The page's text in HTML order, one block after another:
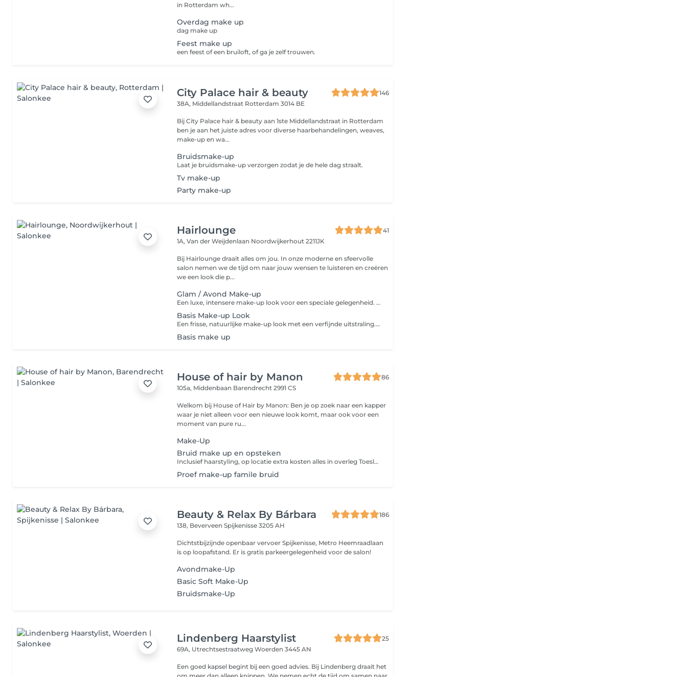
in Rotterdam wh...
Overdag make up
dag make up
Feest make up
een feest of een bruiloft, of ga je zelf trouwen.
City Palace hair & beauty
146
38A, Middellandstraat Rotterdam 3014 BE
Bij City Palace hair & beauty aan 1ste Middellandstraat in Rotterdam
ben je aan het juiste adres voor diverse haarbehandelingen, weaves,
make-up en wa...
Bruidsmake-up
Laat je bruidsmake-up verzorgen zodat je de hele dag straalt.
Tv make-up
Party make-up
Hairlounge
41
1A, Van der Weijdenlaan Noordwijkerhout 2211JK
Bij Hairlounge draait alles om jou. In onze moderne en sfeervolle
salon nemen we de tijd om naar jouw wensen te luisteren en creëren
we een look die p...
Glam / Avond Make-up
Een luxe, intensere make-up look voor een speciale gelegenheid. We creëren een stralende, perfect afgewerkte look met extra focus op ogen, contouring en een langdurige, glamoureuze finish.
Basis Make-up Look
Een frisse, natuurlijke make-up look met een verfijnde uitstraling. Tijdens deze behandeling leert u hoe u uw eigen schoonheid subtiel versterkt, met professionele tips en technieken die perfect aansluiten bij uw gezicht.
Basis make up
House of hair by Manon
86
105a, Middenbaan Barendrecht 2991 CS
Welkom bij House of Hair by Manon: Ben je op zoek naar een kapper
waar je niet alleen voor een nieuwe look komt, maar ook voor een
moment van pure ru...
Make-Up
Bruid make up en opsteken
Inclusief haarstyling, op locatie extra kosten alles in overleg Toeslag wordt berekend voor extra familie/vrienden
Proef make-up famile bruid
Beauty & Relax By Bárbara
186
138, BeverveenSpijkenisse 3205 AH
Dichtstbijzijnde openbaar vervoer Spijkenisse, Metro Heemraadlaan
is op loopafstand. Er is gratis parkeergelegenheid voor de salon!
Avondmake-Up
Basic Soft Make-Up
Bruidsmake-Up
Lindenberg Haarstylist
25
69A, UtrechtsestraatwegWoerden 3445 AN
Een goed kapsel begint bij een goed advies. Bij Lindenberg draait het